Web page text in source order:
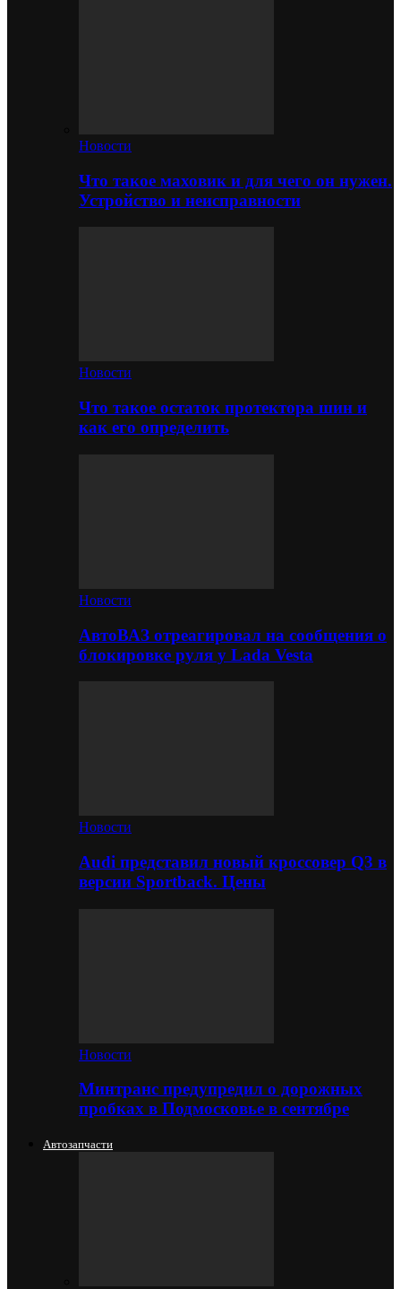
Новости
Что такое маховик и для чего он нужен.
Устройство и неисправности
Новости
Что такое остаток протектора шин и
как его определить
Новости
АвтоВАЗ отреагировал на сообщения о
блокировке руля у Lada Vesta
Новости
Audi представил новый кроссовер Q3 в
версии Sportback. Цены
Новости
Минтранс предупредил о дорожных
пробках в Подмосковье в сентябре
Автозапчасти